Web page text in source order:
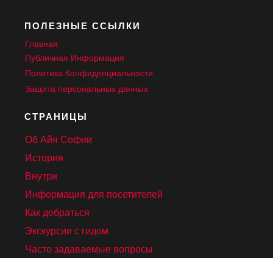
ПОЛЕЗНЫЕ ССЫЛКИ
Главная
Публичная Информация
Политика Конфиденциальности
Защита персональных данных
СТРАНИЦЫ
Об Айя Софии
История
Внутри
Информация для посетителей
Как добраться
Экскурсии с гидом
Часто задаваемые вопросы